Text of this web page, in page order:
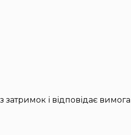
і відповідає